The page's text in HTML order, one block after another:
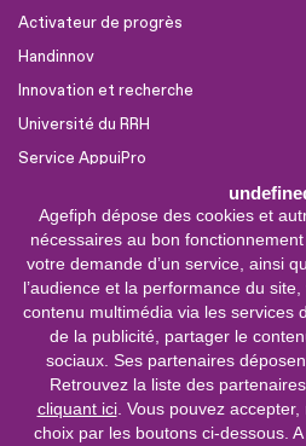
Agefiph dépose des cookies et
nécessaires au bon
votre demande d’un service, ainsi
l’audience et la performance du
contenu multimédia via les services
de la publicité, partager le
sociaux. Ses partenaires
Retrouvez la liste des
cliquant ici. Vous pouvez
choix par les boutons ci-dessous.
Activateur de progrès
Handinnov
Innovation et recherche
Université du RRH
Service AppuiPro
Nous suivre
Youtube
Linkedin
Facebook